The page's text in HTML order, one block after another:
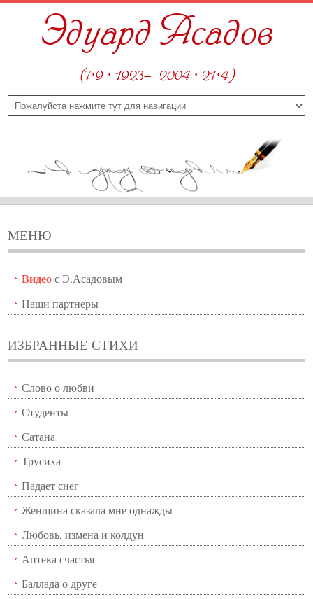
Эдуард Асадов
(7·9 · 1923—2004 · 21·4)
МЕНЮ
Видеос Э.Асадовым
Наши партнеры
ИЗБРАННЫЕ СТИХИ
Слово о любви
Студенты
Сатана
Трусиха
Падает снег
Женщина сказала мне однажды
Любовь, измена и колдун
Аптека счастья
Баллада о друге